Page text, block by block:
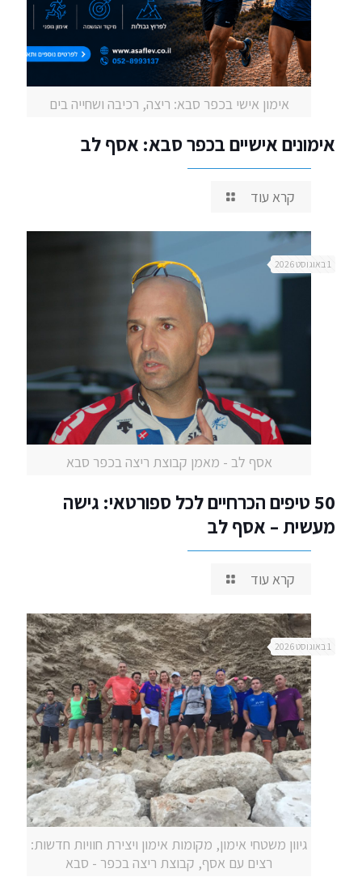
אימון אישי בכפר סבא: ריצה, רכיבה ושחייה בים
אימונים אישיים בכפר סבא: אסף לב
קרא עוד
אסף לב - מאמן קבוצת ריצה בכפר סבא
1 באוגוסט 2026
50 טיפים הכרחיים לכל ספורטאי: גישה
מעשית – אסף לב
קרא עוד
גיוון משטחי אימון, מקומות אימון ויצירת חוויות חדשות:
רצים עם אסף, קבוצת ריצה בכפר - סבא
1 באוגוסט 2026